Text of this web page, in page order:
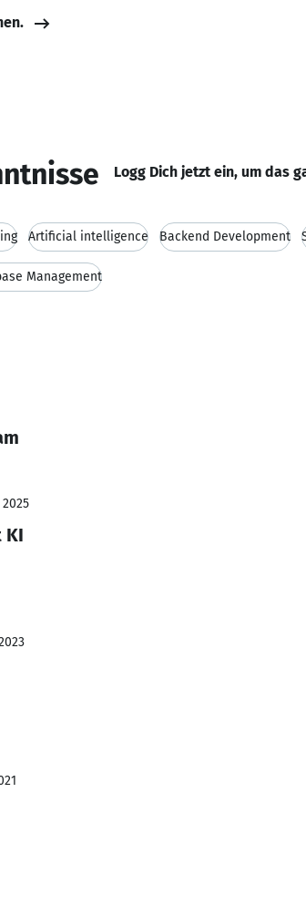
Logg Dich jetzt ein, um das
Artificial intelligence Backend Development
Management
KI